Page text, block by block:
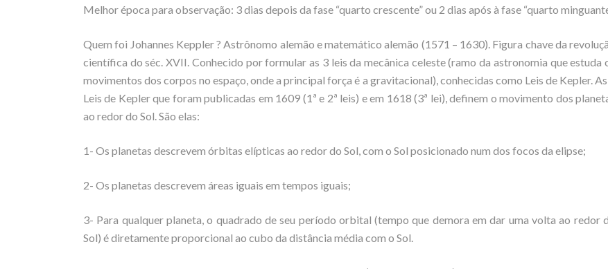
Melhor época para observação: 3 dias depois da fase “quarto crescente” ou 2 dias após à fase “quarto
Quem foi Johannes Keppler ? Astrônomo alemão e matemático alemão (1571 – 1630). Figura chave da
científica do séc. XVII. Conhecido por formular as 3 leis da mecânica celeste (ramo da astronomia que estuda
movimentos dos corpos no espaço, onde a principal força é a gravitacional), conhecidas como Leis de Kepler.
Leis de Kepler que foram publicadas em 1609 (1ª e 2ª leis) e em 1618 (3ª lei), definem o movimento dos
ao redor do Sol. São elas:
1- Os planetas descrevem órbitas elípticas ao redor do Sol, com o Sol posicionado num dos focos da elipse;
2- Os planetas descrevem áreas iguais em tempos iguais;
3- Para qualquer planeta, o quadrado de seu período orbital (tempo que demora em dar uma volta ao redor
Sol) é diretamente proporcional ao cubo da distância média com o Sol.